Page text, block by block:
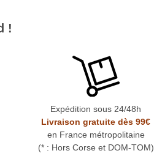
!
Expédition sous 24/48h
Livraison gratuite dès 99€
en France métropolitaine
(* : Hors Corse et DOM-TOM)